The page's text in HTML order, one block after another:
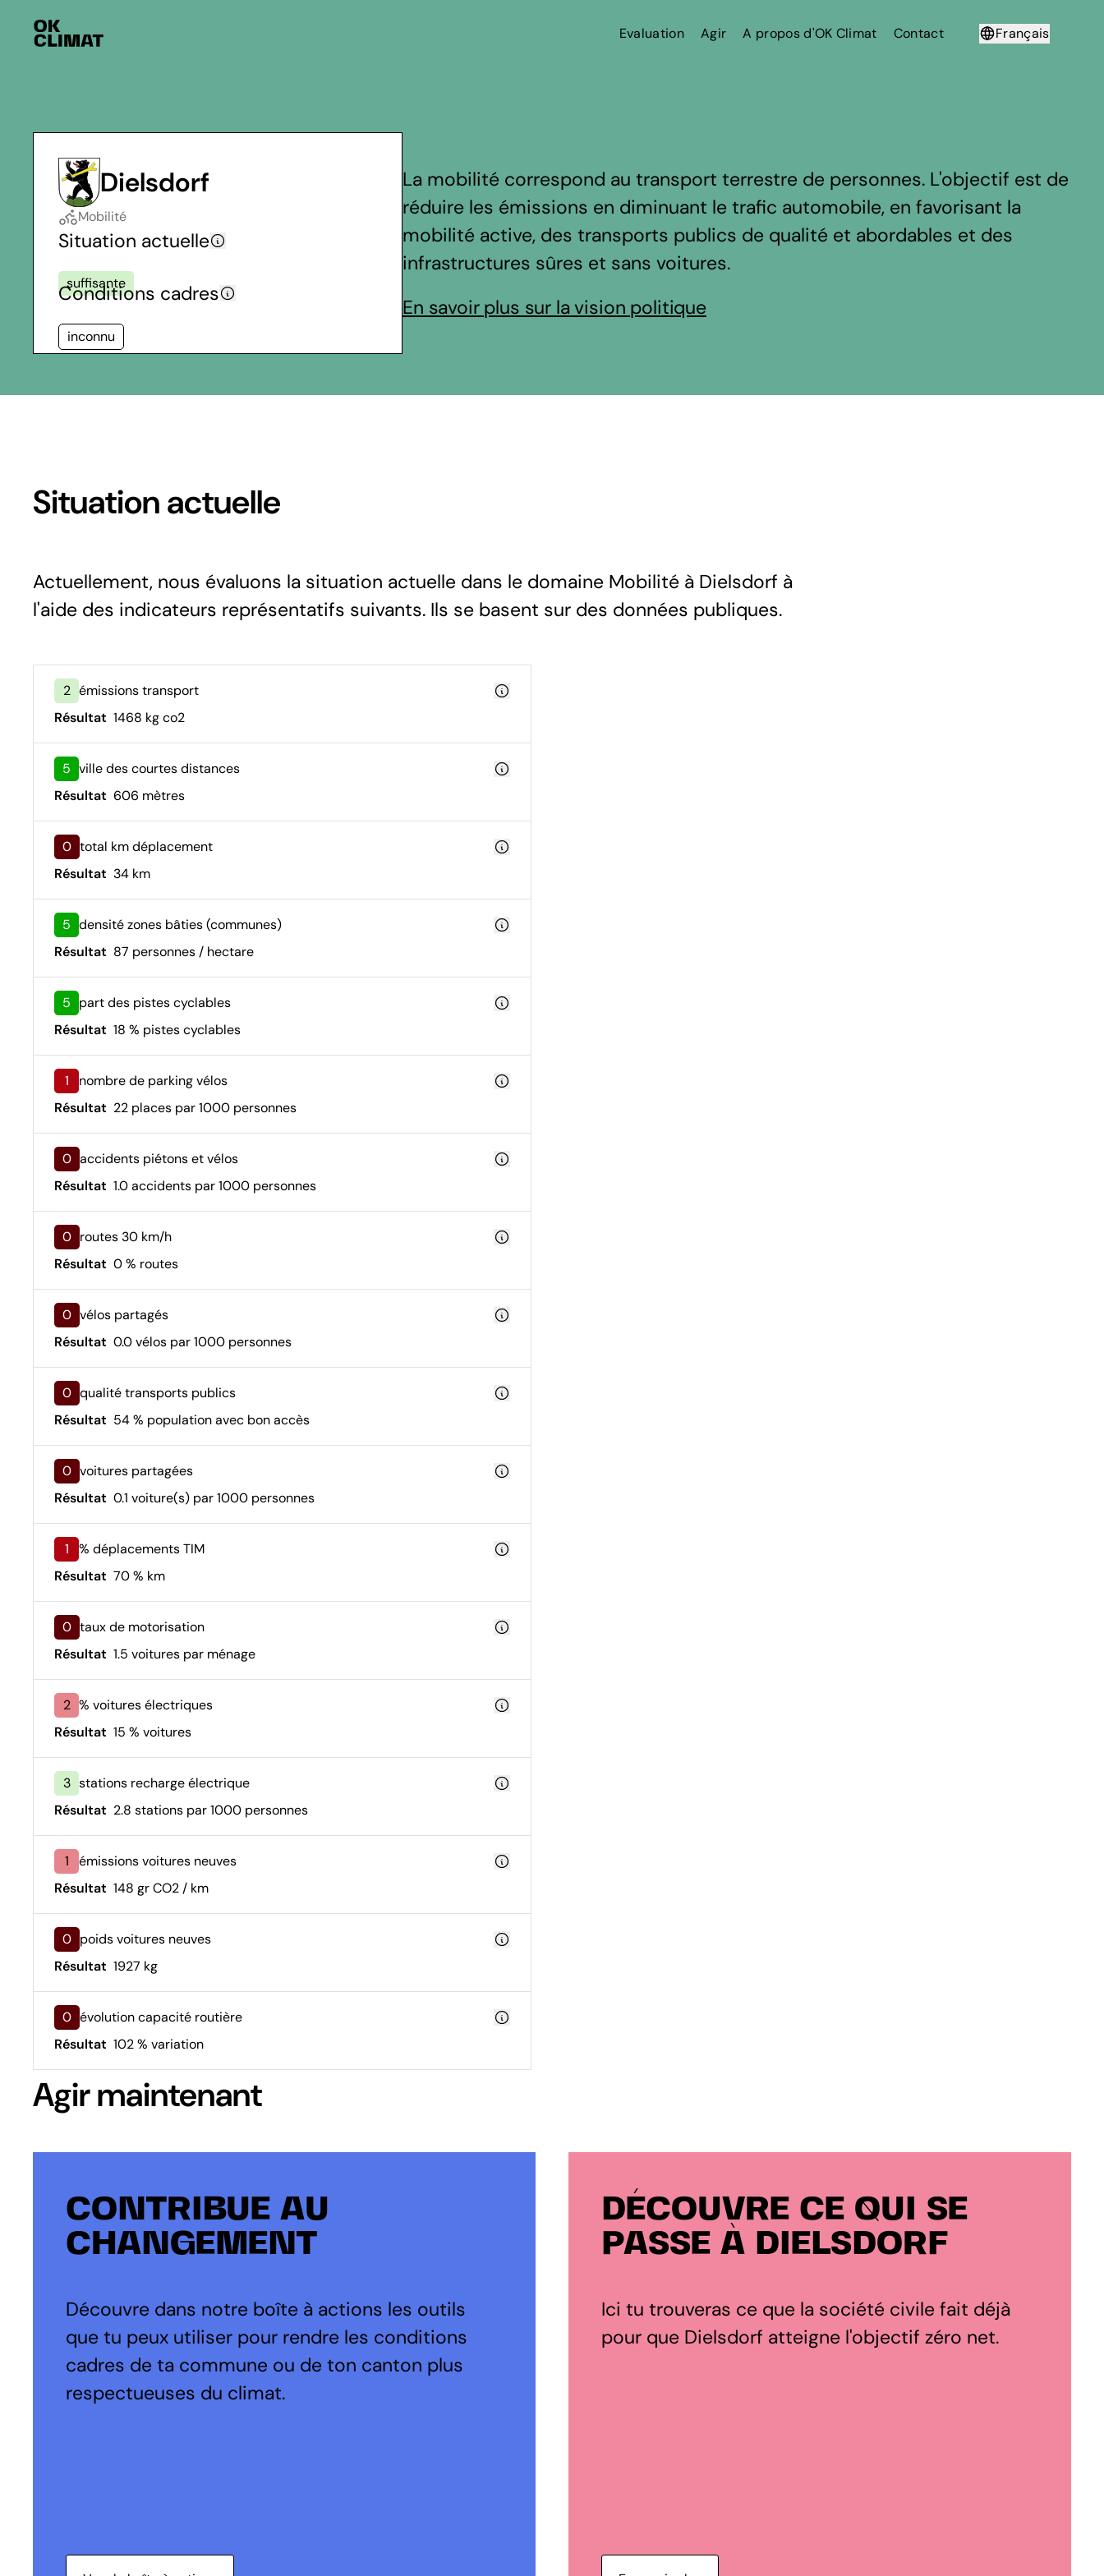
Evaluation Agir A propos d'OK Climat Contact
Français
Dielsdorf
Mobilité
Situation actuelle
suffisante
Conditions cadres
inconnu
La mobilité correspond au transport terrestre de personnes. L'objectif est de
réduire les émissions en diminuant le trafic automobile, en favorisant la
mobilité active, des transports publics de qualité et abordables et des
infrastructures sûres et sans voitures.
En savoir plus sur la vision politique
Situation actuelle
Actuellement, nous évaluons la situation actuelle dans le domaine Mobilité à Dielsdorf à
l'aide des indicateurs représentatifs suivants. Ils se basent sur des données publiques.
2 émissions transport
Résultat 1468 kg co2
5 ville des courtes distances
Résultat 606 mètres
0 total km déplacement
Résultat 34 km
5 densité zones bâties (communes)
Résultat 87 personnes / hectare
5 part des pistes cyclables
Résultat 18 % pistes cyclables
1
nombre de parking vélos
Résultat 22 places par 1000 personnes
0 accidents piétons et vélos
Résultat 1.0 accidents par 1000 personnes
0 routes 30 km/h
Résultat 0 % routes
0 vélos partagés
Résultat 0.0 vélos par 1000 personnes
0 qualité transports publics
Résultat 54 % population avec bon accès
0 voitures partagées
Résultat 0.1 voiture(s) par 1000 personnes
1
% déplacements TIM
Résultat 70 % km
0 taux de motorisation
Résultat 1.5 voitures par ménage
2 % voitures électriques
Résultat 15 % voitures
3 stations recharge électrique
Résultat 2.8 stations par 1000 personnes
1
émissions voitures neuves
Résultat 148 gr CO2 / km
0 poids voitures neuves
Résultat 1927 kg
0 évolution capacité routière
Résultat 102 % variation
Agir maintenant
CONTRIBUE AU
CHANGEMENT
Découvre dans notre boîte à actions les outils
que tu peux utiliser pour rendre les conditions
cadres de ta commune ou de ton canton plus
respectueuses du climat.
DÉCOUVRE CE QUI SE
PASSE À DIELSDORF
Ici tu trouveras ce que la société civile fait déjà
pour que Dielsdorf atteigne l'objectif zéro net.